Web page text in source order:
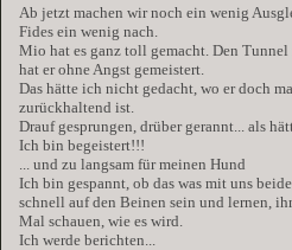
Ab jetzt machen wir noch ein wenig
Fides ein wenig nach.
Mio hat es ganz toll gemacht. Den Tunnel
hat er ohne Angst gemeistert.
Das hätte ich nicht gedacht, wo er doch
zurückhaltend ist.
Drauf gesprungen, drüber gerannt... als
Ich bin begeistert!!!
... und zu langsam für meinen Hund
Ich bin gespannt, ob das was mit uns
schnell auf den Beinen sein und lernen,
Mal schauen, wie es wird.
Ich werde berichten...